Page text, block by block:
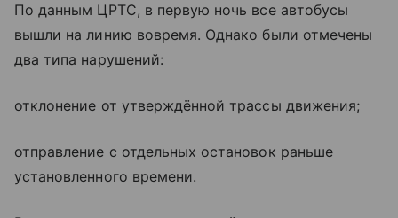
По данным ЦРТС, в первую ночь все автобусы
вышли на линию вовремя. Однако были отмечены
два типа нарушений:
отклонение от утверждённой трассы движения;
отправление с отдельных остановок раньше
установленного времени.